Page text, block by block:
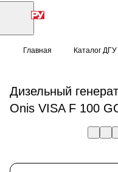
Главная Каталог ДГУ
Дизельный
Onis VISA F 100